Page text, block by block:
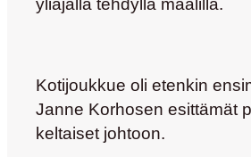
yliajalla tehdyllä maalilla.
Kotijoukkue oli etenkin
Janne Korhosen esittämät
keltaiset johtoon.